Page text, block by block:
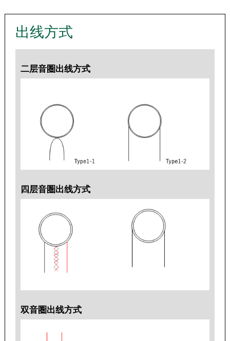
出线方式
二层音圏出线方式
四层音圏出线方式
双音圏出线方式